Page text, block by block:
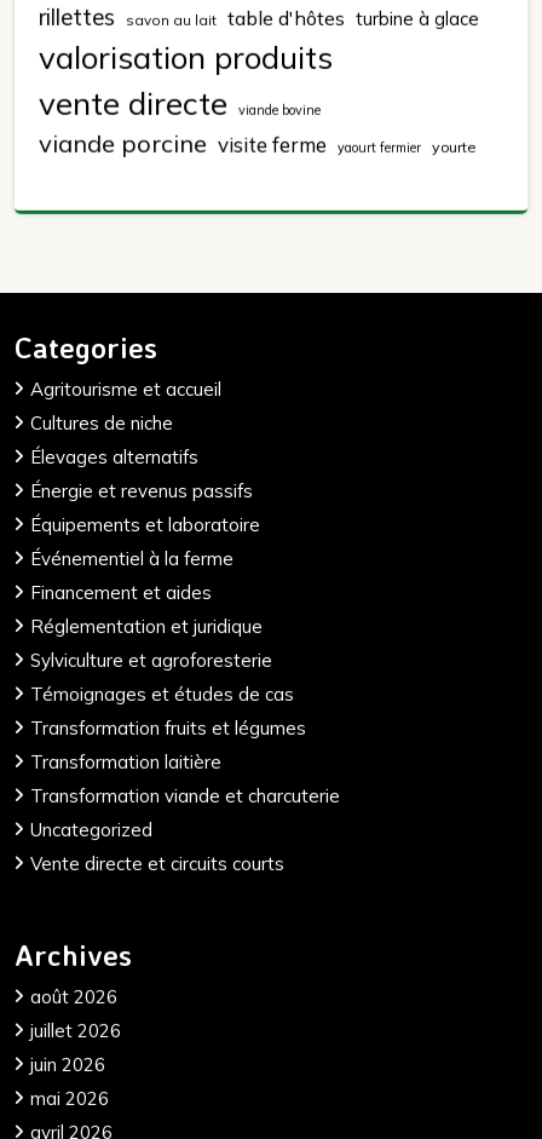
rillettes savon au lait table d'hôtes turbine à glace
valorisation produits
vente directe
viande bovine
viande porcine visite ferme yaourt fermier yourte
Categories
Agritourisme et accueil
Cultures de niche
Élevages alternatifs
Énergie et revenus passifs
Équipements et laboratoire
Événementiel à la ferme
Financement et aides
Réglementation et juridique
Sylviculture et agroforesterie
Témoignages et études de cas
Transformation fruits et légumes
Transformation laitière
Transformation viande et charcuterie
Uncategorized
Vente directe et circuits courts
Archives
août 2026
juillet 2026
juin 2026
mai 2026
avril 2026